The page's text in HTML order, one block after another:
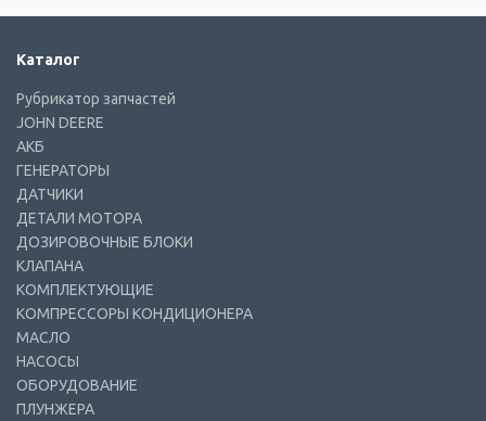
Каталог
Рубрикатор запчастей
JOHN DEERE
АКБ
ГЕНЕРАТОРЫ
ДАТЧИКИ
ДЕТАЛИ МОТОРА
ДОЗИРОВОЧНЫЕ БЛОКИ
КЛАПАНА
КОМПЛЕКТУЮЩИЕ
КОМПРЕССОРЫ КОНДИЦИОНЕРА
МАСЛО
НАСОСЫ
ОБОРУДОВАНИЕ
ПЛУНЖЕРА